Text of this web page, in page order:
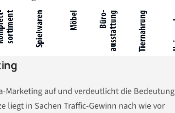
Marketing auf und verdeutlicht die Bedeutung
liegt in Sachen Traffic-Gewinn nach wie vor